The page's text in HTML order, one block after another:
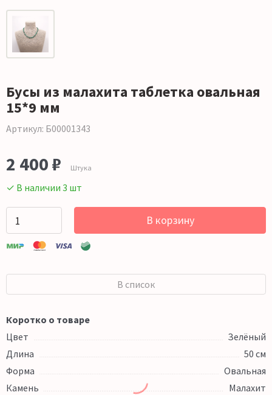
Бусы из малахита таблетка овальная
15*9 мм
Артикул: Б00001343
2 400 ₽ Штука
✓ В наличии 3 шт
В корзину
В список
Коротко о товаре
Цвет
Зелёный
Длина
50 см
Форма
Овальная
Камень
Малахит